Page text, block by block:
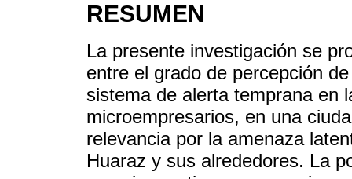
RESUMEN
La presente investigación se
entre el grado de percepción
sistema de alerta temprana en
microempresarios, en una
relevancia por la amenaza
Huaraz y sus alrededores. La